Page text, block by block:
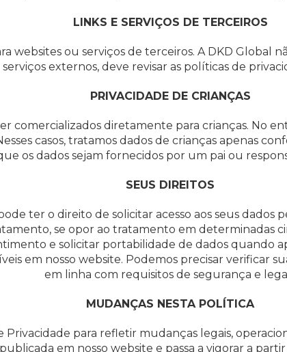
LINKS E SERVIÇOS DE TERCEIROS
websites ou serviços de terceiros. A DKD Global
externos, deve revisar as políticas de
PRIVACIDADE DE CRIANÇAS
comercializados diretamente para crianças. No
casos, tratamos dados de crianças apenas
os dados sejam fornecidos por um pai ou
SEUS DIREITOS
ter o direito de solicitar acesso aos seus dados
se opor ao tratamento em determinadas
e solicitar portabilidade de dados quando
em nosso website. Podemos precisar verificar
em linha com requisitos de segurança e
MUDANÇAS NESTA POLÍTICA
para refletir mudanças legais,
em nosso website e passa a vigorar a